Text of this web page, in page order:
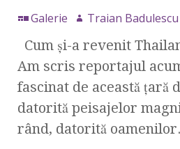
Galerie Traian Badulescu
Cum şi-a revenit
Am scris reportajul
fascinat de această ţară
datorită peisajelor
rând, datorită oamenilor.